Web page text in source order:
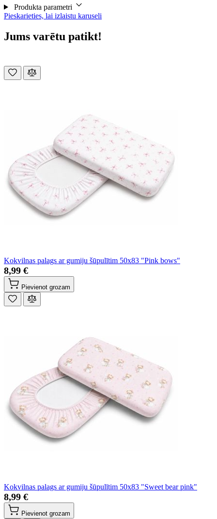
Produkta parametri
Pieskarieties, lai izlaistu karuseli
Jums varētu patikt!
Kokvilnas palags ar gumiju šūpulītim 50x83 "Pink bows"
8,99 €
Pievienot grozam
Kokvilnas palags ar gumiju šūpulītim 50x83 "Sweet bear pink"
8,99 €
Pievienot grozam